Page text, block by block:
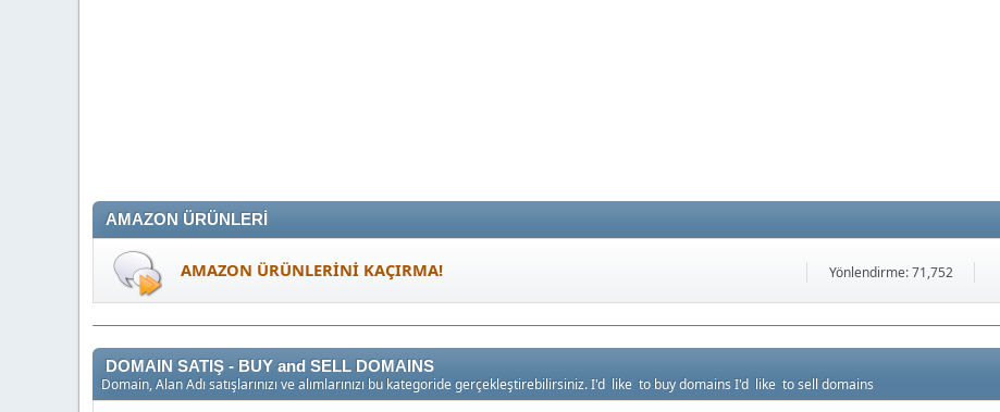
AMAZON ÜRÜNLERİ
AMAZON ÜRÜNLERİNİ KAÇIRMA! Yönlendirme: 71,752
DOMAIN SATIŞ - BUY and SELL DOMAINS
Domain, Alan Adı satışlarınızı ve alımlarınızı bu kategoride gerçekleştirebilirsiniz. I'd like to buy domains I'd like to sell domains